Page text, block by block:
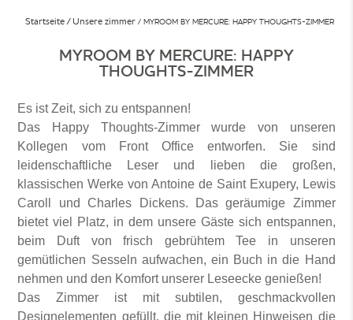
Startseite Unsere zimmer MYROOM BY MERCURE: HAPPY THOUGHTS-ZIMMER
MYROOM BY MERCURE: HAPPY
THOUGHTS-ZIMMER
Es ist Zeit, sich zu entspannen!
Das Happy Thoughts-Zimmer wurde von unseren
Kollegen vom Front Office entworfen. Sie sind
leidenschaftliche Leser und lieben die großen,
klassischen Werke von Antoine de Saint Exupery, Lewis
Caroll und Charles Dickens. Das geräumige Zimmer
bietet viel Platz, in dem unsere Gäste sich entspannen,
beim Duft von frisch gebrühtem Tee in unseren
gemütlichen Sesseln aufwachen, ein Buch in die Hand
nehmen und den Komfort unserer Leseecke genießen!
Das Zimmer ist mit subtilen, geschmackvollen
Designelementen gefüllt, die mit kleinen Hinweisen die